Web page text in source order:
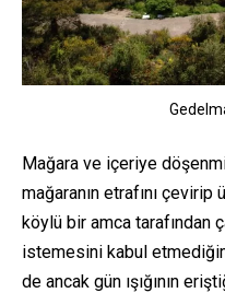
Mağara ve içeriye
mağaranın etrafını
köylü bir amca tarafından
istemesini kabul
de ancak gün ışığının